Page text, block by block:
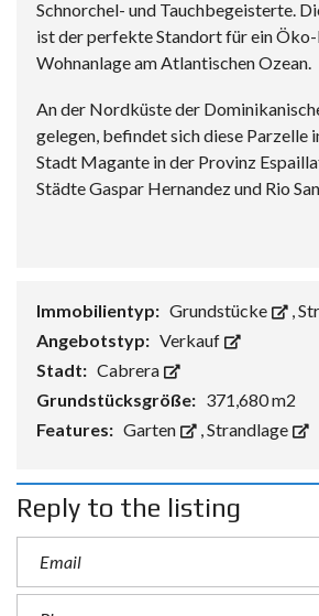
Schnorchel- und Tauchbegeisterte.
ist der perfekte Standort für ein Öko-
Wohnanlage am Atlantischen Ozean.
An der Nordküste der
gelegen, befindet sich diese Parzelle
Stadt Magante in der Provinz
Städte Gaspar Hernandez und Rio
Immobilientyp: Grundstücke ,
Angebotstyp: Verkauf
Stadt: Cabrera
Grundstücksgröße: 371,680 m2
Features: Garten ,Strandlage
Reply to the listing